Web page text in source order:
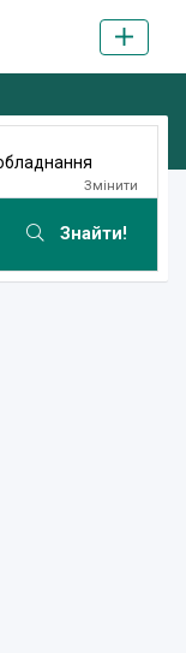
Змінити
Знайти!